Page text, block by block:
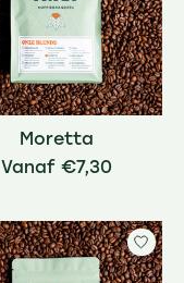
Moretta
€7,30